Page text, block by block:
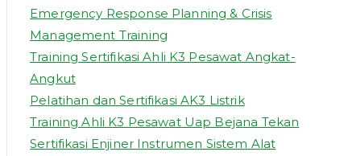
Emergency Response Planning & Crisis
Management Training
Training Sertifikasi Ahli K3 Pesawat Angkat-
Angkut
Pelatihan dan Sertifikasi AK3 Listrik
Training Ahli K3 Pesawat Uap Bejana Tekan
Sertifikasi Enjiner Instrumen Sistem Alat